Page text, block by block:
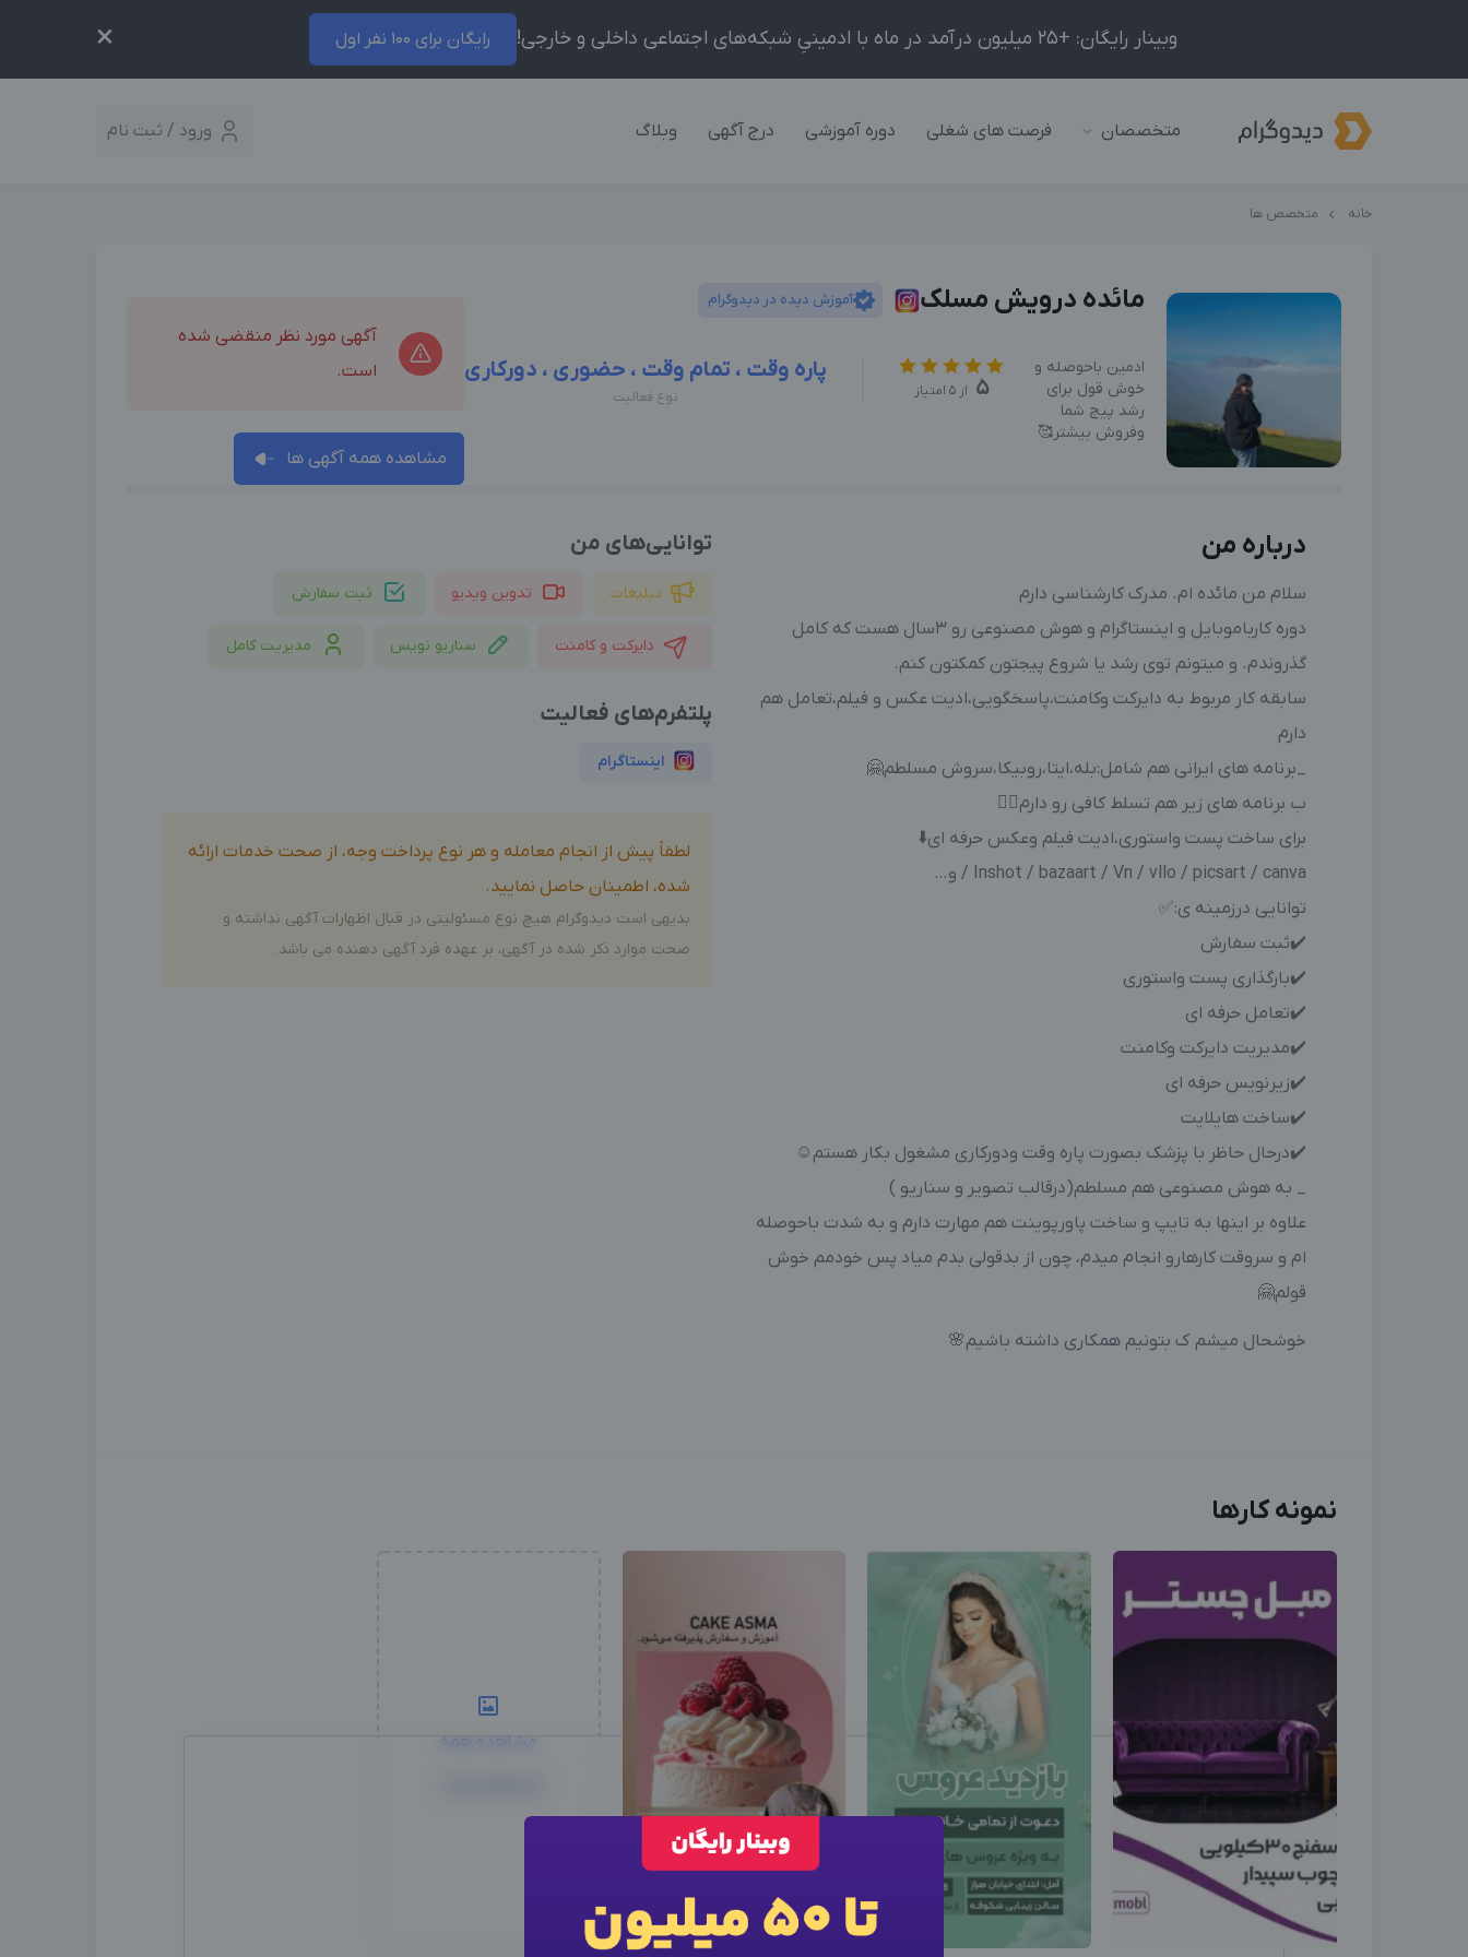
وبینار رایگان: +25 میلیون درآمد در ماه با ادمینیِ شبکه‌های اجتماعی داخلی و خارجی! رایگان برای 100 نفر اول ×
متخصصان فرصت های شغلی دوره آموزشی درج آگهی وبلاگ ورود / ثبت نام
خانه متخصص ها
مائده درویش مسلک آموزش دیده در دیدوگرام
ادمین باحوصله و
خوش قول برای
رشد پیج شما
وفروش بیشتر🥰
5 از 5 امتیاز
پاره وقت ، تمام وقت ، حضوری ، دورکاری
نوع فعالیت
آگهی مورد نظر منقضی شده
است.
مشاهده همه آگهی ها
درباره من
سلام من مائده ام. مدرک کارشناسی دارم
دوره کارباموبایل و اینستاگرام و هوش مصنوعی رو ۳سال هست که کامل
گذروندم. و میتونم توی رشد یا شروع پیجتون کمکتون کنم.
سابقه کار مربوط به دایرکت وکامنت،پاسخگویی،ادیت عکس و فیلم،تعامل هم
دارم
_برنامه های ایرانی هم شامل:بله،ایتا،روبیکا،سروش مسلطم🤗
ب برنامه های زیر هم تسلط کافی رو دارم👇🏼
برای ساخت پست واستوری،ادیت فیلم وعکس حرفه ای⬇️
Inshot / bazaart / Vn / vllo / picsart / canva / و…
توانایی درزمینه ی:✅
✔️ثبت سفارش
✔️بارگذاری پست واستوری
✔️تعامل حرفه ای
✔️مدیریت دایرکت وکامنت
✔️زیرنویس حرفه ای
✔️ساخت هایلایت
✔️درحال حاظر با پزشک بصورت پاره وقت ودورکاری مشغول بکار هستم☺️
_ به هوش مصنوعی هم مسلطم(درقالب تصویر و سناریو )
علاوه بر اینها به تایپ و ساخت پاورپوینت هم مهارت دارم و به شدت باحوصله
ام و سروقت کارهارو انجام میدم، چون از بدقولی بدم میاد پس خودمم خوش
قولم🤗
خوشحال میشم ک بتونیم همکاری داشته باشیم🌸
توانایی‌های من
تبلیغات تدوین ویدیو ثبت سفارش
دایرکت و کامنت سناریو نویس مدیریت کامل
پلتفرم‌های فعالیت
اینستاگرام
لطفاً پیش از انجام معامله و هر نوع پرداخت وجه، از صحت خدمات ارائه
شده، اطمینان حاصل نمایید.
بدیهی است دیدوگرام هیچ نوع مسئولیتی در قبال اظهارات آگهی نداشته و
صحت موارد ذکر شده در آگهی، بر عهده فرد آگهی دهنده می باشد.
این متخصص استخدام
سایر متخصصین
نمونه کارها
مشاهده همه
اطلاعات تماس
ورود به حساب کاربری
وارد حساب کاربری شوید